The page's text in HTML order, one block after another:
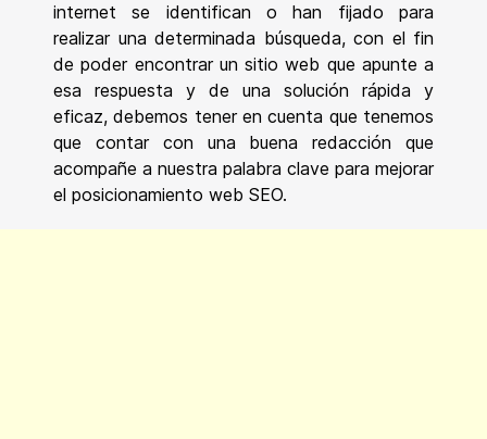
internet se identifican o han fijado para
realizar una determinada búsqueda, con el fin
de poder encontrar un sitio web que apunte a
esa respuesta y de una solución rápida y
eficaz, debemos tener en cuenta que tenemos
que contar con una buena redacción que
acompañe a nuestra palabra clave para mejorar
el posicionamiento web SEO.